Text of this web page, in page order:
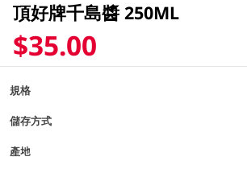
頂好牌千島醬 250ML
$35.00
規格
儲存方式
產地